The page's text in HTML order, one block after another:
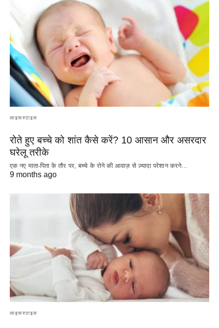
लाइफस्टाइल
रोते हुए बच्चे को शांत कैसे करें? 10 आसान और असरदार
घरेलू तरीके
एक नए माता-पिता के तौर पर, बच्चे के रोने की आवाज़ से ज़्यादा परेशान करने…
9 months ago
लाइफस्टाइल